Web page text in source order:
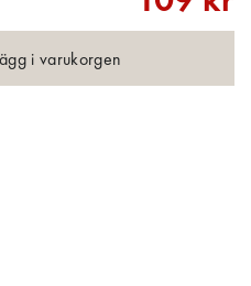
i varukorgen